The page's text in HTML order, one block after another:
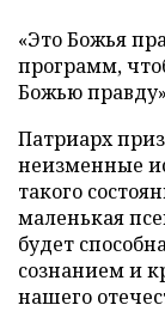
«Это Божья
программ,
Божью
Патриарх
неизменные
такого
маленькая
будет
сознанием и
нашего